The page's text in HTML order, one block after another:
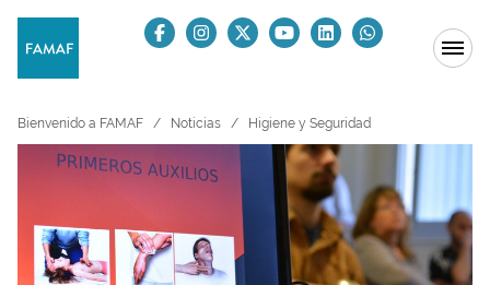
Bienvenido a FAMAF Noticias Higiene y Seguridad